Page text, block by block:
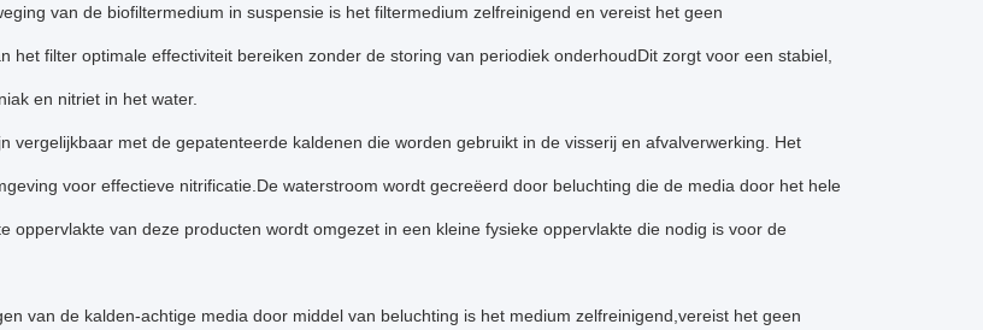
van de biofiltermedium in suspensie is het filtermedium zelfreinigend en vereist het geen
het filter optimale effectiviteit bereiken zonder de storing van periodiek onderhoudDit zorgt voor een stabiel,
en nitriet in het water.
vergelijkbaar met de gepatenteerde kaldenen die worden gebruikt in de visserij en afvalverwerking. Het
voor effectieve nitrificatie.De waterstroom wordt gecreëerd door beluchting die de media door het hele
oppervlakte van deze producten wordt omgezet in een kleine fysieke oppervlakte die nodig is voor de
van de kalden-achtige media door middel van beluchting is het medium zelfreinigend,vereist het geen